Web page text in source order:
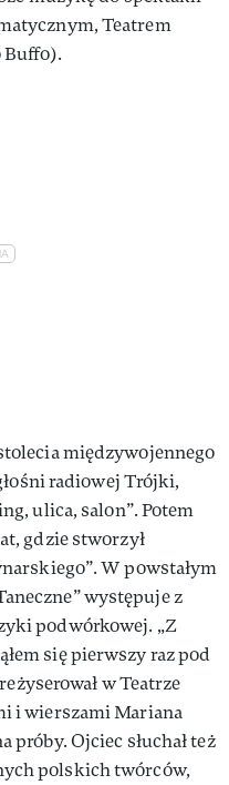
Teatrem
Buffo).
międzywojennego
radiowej Trójki,
ulica, salon”. Potem
gdzie stworzył
W powstałym
występuje z
podwórkowej. „Z
się pierwszy raz pod
w Teatrze
i wierszami Mariana
próby. Ojciec słuchał też
polskich twórców,